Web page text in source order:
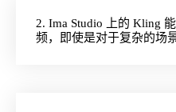
2. Ima Studio 上的 Kling
频，即使是对于复杂的场景